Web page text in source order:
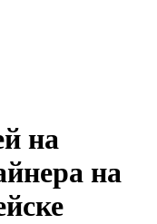
на
на